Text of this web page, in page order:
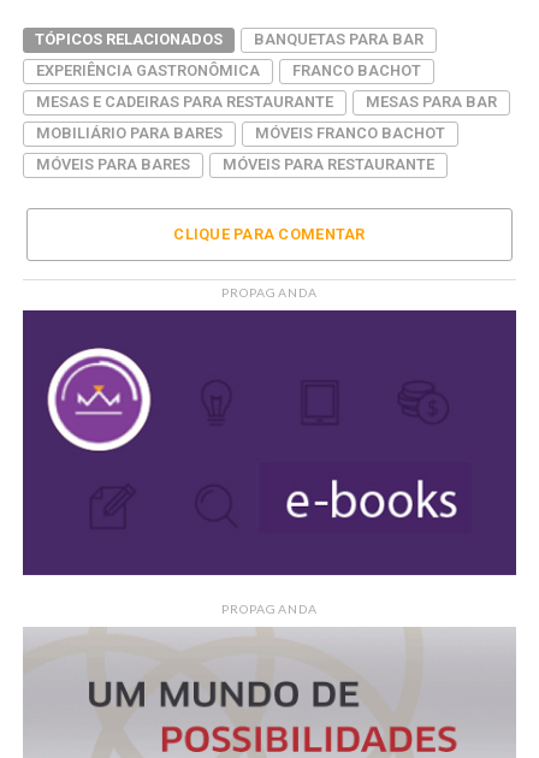
TÓPICOS RELACIONADOS
BANQUETAS PARA BAR
EXPERIÊNCIA GASTRONÔMICA
FRANCO BACHOT
MESAS E CADEIRAS PARA RESTAURANTE
MESAS PARA BAR
MOBILIÁRIO PARA BARES
MÓVEIS FRANCO BACHOT
MÓVEIS PARA BARES
MÓVEIS PARA RESTAURANTE
CLIQUE PARA COMENTAR
PROPAGANDA
PROPAGANDA